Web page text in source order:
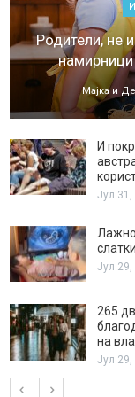
Родители, не
Мајка и
И
Јул 31,
Јул 29,
265
на
Јул 29,